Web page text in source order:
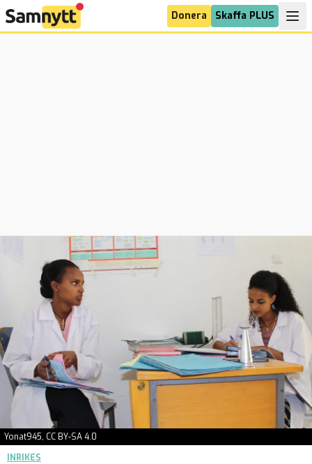
Donera Skaffa PLUS
Yonat945, CC BY-SA 4.0
INRIKES